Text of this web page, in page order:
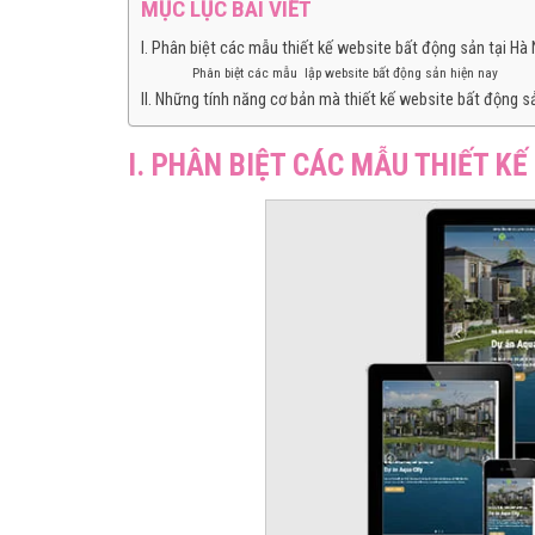
MỤC LỤC BÀI VIẾT
I. Phân biệt các mẫu thiết kế website bất động sản tại Hà
Phân biệt các mẫu lập website bất động sản hiện nay
II. Những tính năng cơ bản mà thiết kế website bất động
I. PHÂN BIỆT CÁC MẪU THIẾT